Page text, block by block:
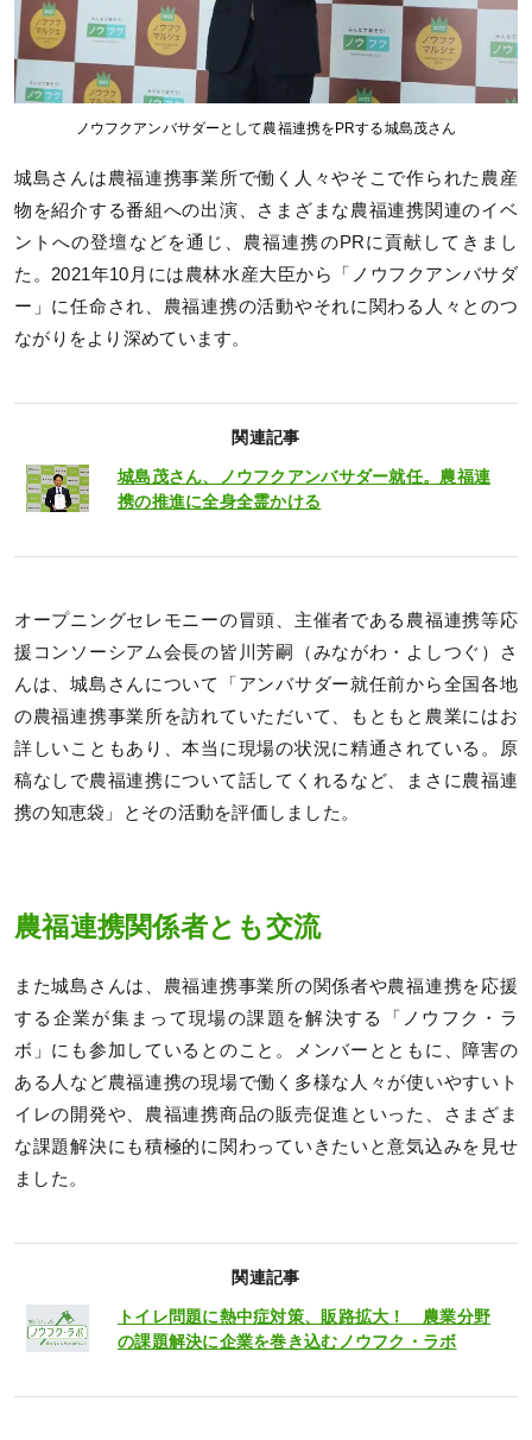
ノウフクアンバサダーとして農福連携をPRする城島茂さん
城島さんは農福連携事業所で働く人々やそこで作られた農産
物を紹介する番組への出演、さまざまな農福連携関連のイベ
ントへの登壇などを通じ、農福連携のPRに貢献してきまし
た。2021年10月には農林水産大臣から「ノウフクアンバサダ
ー」に任命され、農福連携の活動やそれに関わる人々とのつ
ながりをより深めています。
関連記事
城島茂さん、ノウフクアンバサダー就任。農福連
携の推進に全身全霊かける
オープニングセレモニーの冒頭、主催者である農福連携等応
援コンソーシアム会長の皆川芳嗣（みながわ・よしつぐ）さ
んは、城島さんについて「アンバサダー就任前から全国各地
の農福連携事業所を訪れていただいて、もともと農業にはお
詳しいこともあり、本当に現場の状況に精通されている。原
稿なしで農福連携について話してくれるなど、まさに農福連
携の知恵袋」とその活動を評価しました。
農福連携関係者とも交流
また城島さんは、農福連携事業所の関係者や農福連携を応援
する企業が集まって現場の課題を解決する「ノウフク・ラ
ボ」にも参加しているとのこと。メンバーとともに、障害の
ある人など農福連携の現場で働く多様な人々が使いやすいト
イレの開発や、農福連携商品の販売促進といった、さまざま
な課題解決にも積極的に関わっていきたいと意気込みを見せ
ました。
関連記事
トイレ問題に熱中症対策、販路拡大！ 農業分野
の課題解決に企業を巻き込むノウフク・ラボ